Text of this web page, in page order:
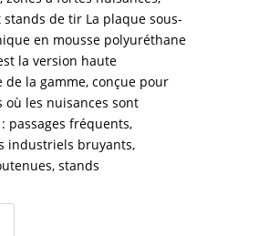
de tir La plaque sous-
en mousse polyuréthane
la version haute
de la gamme, conçue pour
où les nuisances sont
passages fréquents,
industriels bruyants,
stands